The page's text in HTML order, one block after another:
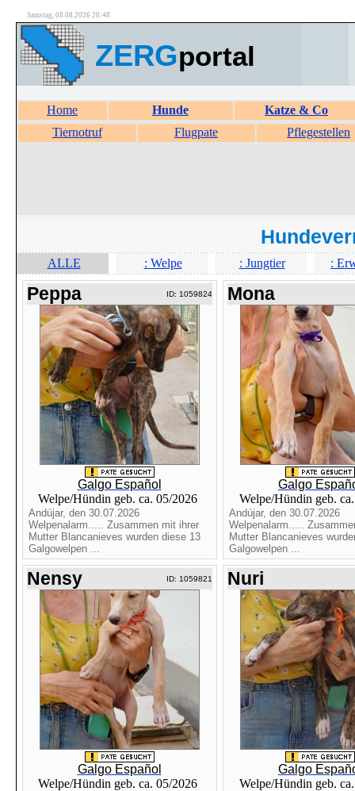
Samstag, 08.08.2026 20:48
ZERGportal
Home Hunde
Katze & Co
Tiernotruf
Flugpate Pflegestellen
ALLE : Welpe : Jungtier :
Peppa ID: 1059824
Galgo Español
Welpe/Hündin geb. ca. 05/2026
Andújar, den 30.07.2026
Welpenalarm..... Zusammen mit ihrer
Mutter Blancanieves wurden diese 13
Galgowelpen ...
Mona
Galgo
Welpe/Hündin geb.
Andújar, den 30.07.2026
Welpenalarm.....
Mutter Blancanieves
Galgowelpen ...
Nensy ID: 1059821
Galgo Español
Welpe/Hündin geb. ca. 05/2026
Nuri
Galgo
Welpe/Hündin geb.